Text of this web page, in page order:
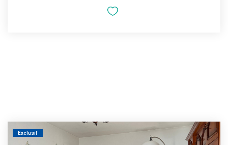
Exclusif